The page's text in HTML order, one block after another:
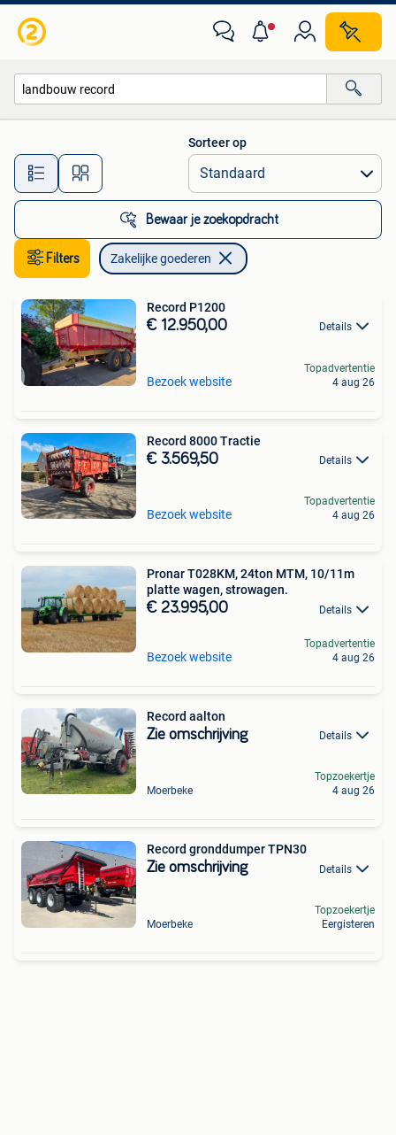
Alle afstanden…
Sorteer op
Bewaar je zoekopdracht
Filters Zakelijke goederen
Record P1200
€ 12.950,00 Details
Bezoek website
Topadvertentie
4 aug 26
Record 8000 Tractie
€ 3.569,50 Details
Bezoek website
Topadvertentie
4 aug 26
Pronar T028KM, 24ton MTM, 10/11m
platte wagen, strowagen.
€ 23.995,00 Details
Bezoek website
Topadvertentie
4 aug 26
Record aalton
Zie omschrijving Details
Moerbeke
Topzoekertje
4 aug 26
Record gronddumper TPN30
Zie omschrijving Details
Moerbeke
Topzoekertje
Eergisteren